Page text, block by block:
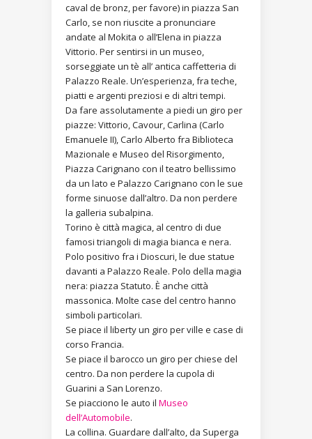
caval de bronz, per favore) in piazza San
Carlo, se non riuscite a pronunciare
andate al Mokita o all’Elena in piazza
Vittorio. Per sentirsi in un museo,
sorseggiate un tè all’ antica caffetteria di
Palazzo Reale. Un’esperienza, fra teche,
piatti e argenti preziosi e di altri tempi.
Da fare assolutamente a piedi un giro per
piazze: Vittorio, Cavour, Carlina (Carlo
Emanuele II), Carlo Alberto fra Biblioteca
Mazionale e Museo del Risorgimento,
Piazza Carignano con il teatro bellissimo
da un lato e Palazzo Carignano con le sue
forme sinuose dall’altro. Da non perdere
la galleria subalpina.
Torino è città magica, al centro di due
famosi triangoli di magia bianca e nera.
Polo positivo fra i Dioscuri, le due statue
davanti a Palazzo Reale. Polo della magia
nera: piazza Statuto. È anche città
massonica. Molte case del centro hanno
simboli particolari.
Se piace il liberty un giro per ville e case di
corso Francia.
Se piace il barocco un giro per chiese del
centro. Da non perdere la cupola di
Guarini a San Lorenzo.
Se piacciono le auto il Museo
dell’Automobile.
La collina. Guardare dall’alto, da Superga